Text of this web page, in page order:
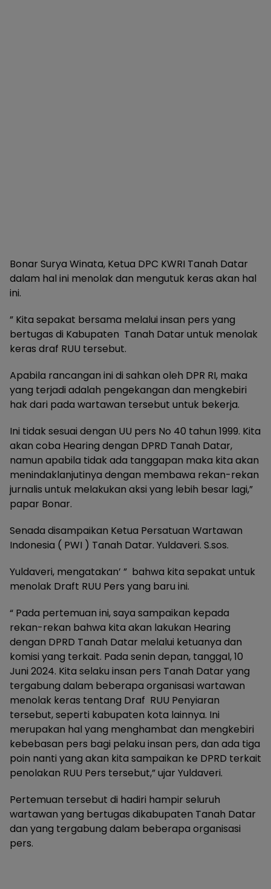
Bonar Surya Winata, Ketua DPC KWRI Tanah Datar
dalam hal ini menolak dan mengutuk keras akan hal
ini.
” Kita sepakat bersama melalui insan pers yang
bertugas di Kabupaten Tanah Datar untuk menolak
keras draf RUU tersebut.
Apabila rancangan ini di sahkan oleh DPR RI, maka
yang terjadi adalah pengekangan dan mengkebiri
hak dari pada wartawan tersebut untuk bekerja.
Ini tidak sesuai dengan UU pers No 40 tahun 1999. Kita
akan coba Hearing dengan DPRD Tanah Datar,
namun apabila tidak ada tanggapan maka kita akan
menindaklanjutinya dengan membawa rekan-rekan
jurnalis untuk melakukan aksi yang lebih besar lagi,”
papar Bonar.
Senada disampaikan Ketua Persatuan Wartawan
Indonesia ( PWI ) Tanah Datar. Yuldaveri. S.sos.
Yuldaveri, mengatakan’ ” bahwa kita sepakat untuk
menolak Draft RUU Pers yang baru ini.
“ Pada pertemuan ini, saya sampaikan kepada
rekan-rekan bahwa kita akan lakukan Hearing
dengan DPRD Tanah Datar melalui ketuanya dan
komisi yang terkait. Pada senin depan, tanggal, 10
Juni 2024. Kita selaku insan pers Tanah Datar yang
tergabung dalam beberapa organisasi wartawan
menolak keras tentang Draf RUU Penyiaran
tersebut, seperti kabupaten kota lainnya. Ini
merupakan hal yang menghambat dan mengkebiri
kebebasan pers bagi pelaku insan pers, dan ada tiga
poin nanti yang akan kita sampaikan ke DPRD terkait
penolakan RUU Pers tersebut,” ujar Yuldaveri.
Pertemuan tersebut di hadiri hampir seluruh
wartawan yang bertugas dikabupaten Tanah Datar
dan yang tergabung dalam beberapa organisasi
pers.